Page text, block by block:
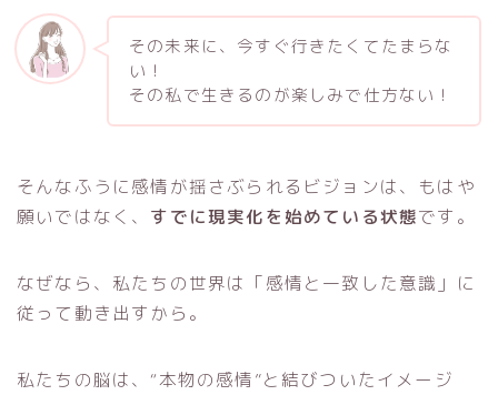
その未来に、今すぐ行きたくてたまらな
い！
その私で生きるのが楽しみで仕方ない！
そんなふうに感情が揺さぶられるビジョンは、もはや
願いではなく、 すでに現実化を始めている状態です。
なぜなら、私たちの世界は「感情と一致した意識」に
従って動き出すから。
私たちの脳は、“本物の感情”と結びついたイメージ